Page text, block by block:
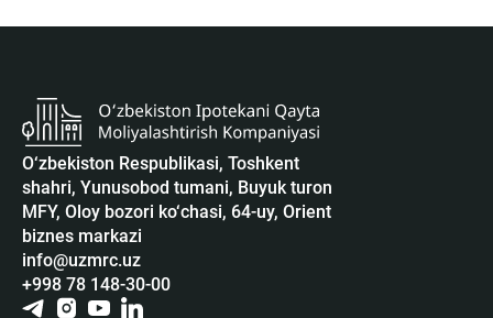
O‘zbekiston Respublikasi, Toshkent
shahri, Yunusobod tumani, Buyuk turon
MFY, Oloy bozori ko‘chasi, 64-uy, Orient
biznes markazi
info@uzmrc.uz
+998 78 148-30-00